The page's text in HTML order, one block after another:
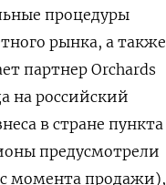
процедуры
рынка, а также
партнер Orchards
на российский
в стране пункта
предусмотрели
с момента продажи),